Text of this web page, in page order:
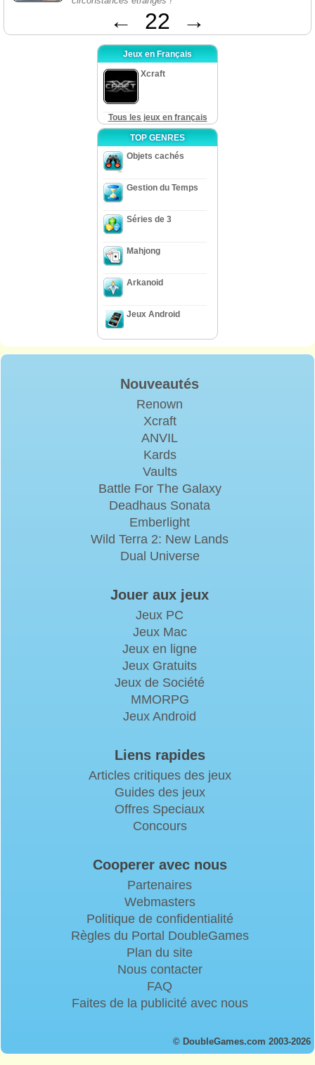
← 22 →
Jeux en Français
Xcraft
Tous les jeux en français
TOP GENRES
Objets cachés
Gestion du Temps
Séries de 3
Mahjong
Arkanoid
Jeux Android
Nouveautés
Renown
Xcraft
ANVIL
Kards
Vaults
Battle For The Galaxy
Deadhaus Sonata
Emberlight
Wild Terra 2: New Lands
Dual Universe
Jouer aux jeux
Jeux PC
Jeux Mac
Jeux en ligne
Jeux Gratuits
Jeux de Société
MMORPG
Jeux Android
Liens rapides
Articles critiques des jeux
Guides des jeux
Offres Speciaux
Concours
Cooperer avec nous
Partenaires
Webmasters
Politique de confidentialité
Règles du Portal DoubleGames
Plan du site
Nous contacter
FAQ
Faites de la publicité avec nous
© DoubleGames.com 2003-2026